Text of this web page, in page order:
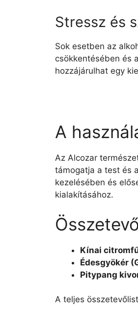
Stressz és
Sok esetben az
csökkentésében és
hozzájárulhat egy
A
Az Alcozar
támogatja a test és
kezelésében és
kialakításához.
Kínai
Édesgyökér
Pitypang
A teljes